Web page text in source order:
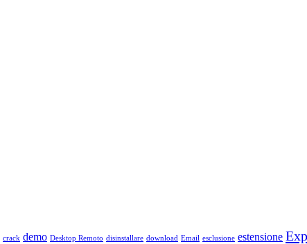
crack demo Desktop Remoto disinstallare download Email esclusione estensione